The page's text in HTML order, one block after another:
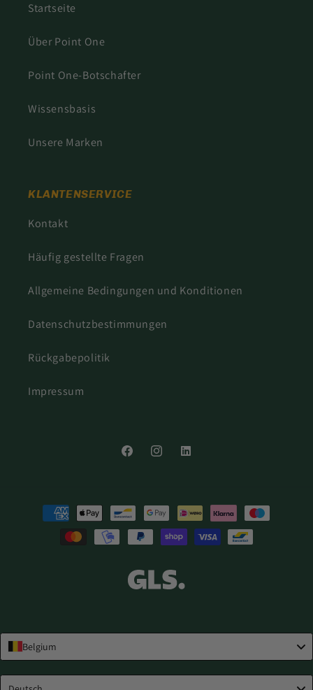
Startseite
Über Point One
Point One-Botschafter
Wissensbasis
Unsere Marken
KLANTENSERVICE
Kontakt
Häufig gestellte Fragen
Allgemeine Bedingungen und Konditionen
Datenschutzbestimmungen
Rückgabepolitik
Impressum
FacebookInstagramLinkedIn
Zahlungsmethoden
Belgium